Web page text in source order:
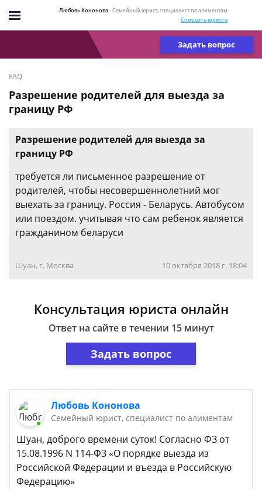
Любовь Кононова- Семейный юрист, специалист по алиментам
Спросить юриста
Задать вопрос
FAQ
Разрешение родителей для выезда за
границу РФ
Разрешение родителей для выезда за
границу РФ
требуется ли письменное разрешение от
родителей, чтобы несовершеннолетний мог
выехать за границу. Россия - Беларусь. Автобусом
или поездом. учитывая что сам ребенок является
гражданином беларуси
Шуан, г. Москва 10 октября 2018 г. 18:04
Консультация юриста онлайн
Ответ на сайте в течении 15 минут
Задать вопрос
Любовь Кононова
Семейный юрист, специалист по алиментам
Шуан, доброго времени суток! Согласно ФЗ от
15.08.1996 N 114-ФЗ «О порядке выезда из
Российской Федерации и въезда в Российскую
Федерацию»